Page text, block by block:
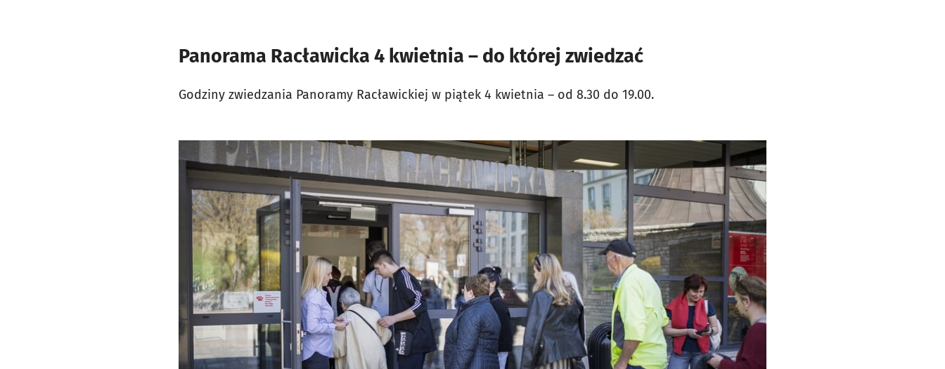
Panorama Racławicka 4 kwietnia – do której zwiedzać
Godziny zwiedzania Panoramy Racławickiej w piątek 4 kwietnia – od 8.30 do 19.00.